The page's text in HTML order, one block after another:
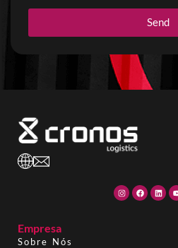
Send
Empresa
Sobre Nós